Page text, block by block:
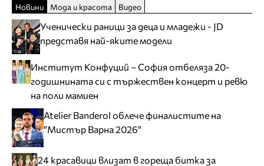
Новини Мода и красота Видео
Ученически раници за деца и младежи - JD
представя най-яките модели
Институт Конфуций – София отбеляза 20-
годишнината си с тържествен концерт и ревю
на поли мамиен
Atelier Banderol облече финалистите на
"Мистър Варна 2026"
24 красавици влизат в гореща битка за